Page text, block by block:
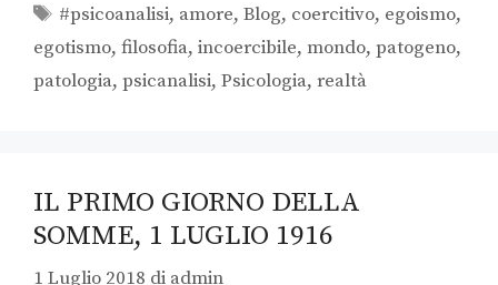
#psicoanalisi, amore,Blog, coercitivo, egoismo,
egotismo, filosofia, incoercibile, mondo, patogeno,
patologia, psicanalisi, Psicologia, realtà
IL PRIMO GIORNO DELLA
SOMME, 1 LUGLIO 1916
1 Luglio 2018 di admin